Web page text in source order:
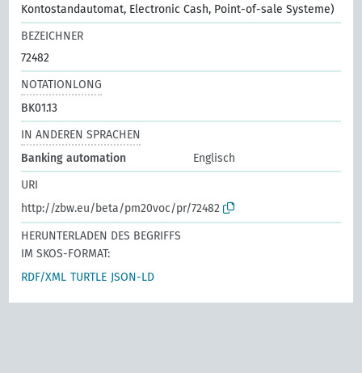
Kontostandautomat, Electronic Cash, Point-of-sale Systeme)
BEZEICHNER
72482
NOTATIONLONG
BK01.13
IN ANDEREN SPRACHEN
Banking automation
Englisch
URI
http://zbw.eu/beta/pm20voc/pr/72482
HERUNTERLADEN DES BEGRIFFS
IM SKOS-FORMAT:
RDF/XML TURTLE JSON-LD